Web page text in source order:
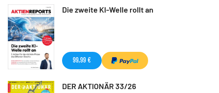
Die zweite KI-Welle rollt an
99,99 €
DER AKTIONÄR 33/26